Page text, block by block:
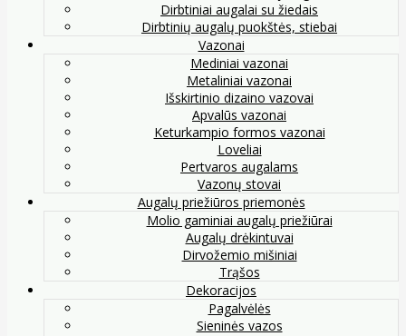
Dirbtiniai augalai su žiedais
Dirbtinių augalų puokštės, stiebai
Vazonai
Mediniai vazonai
Metaliniai vazonai
Išskirtinio dizaino vazovai
Apvalūs vazonai
Keturkampio formos vazonai
Loveliai
Pertvaros augalams
Vazonų stovai
Augalų priežiūros priemonės
Molio gaminiai augalų priežiūrai
Augalų drėkintuvai
Dirvožemio mišiniai
Trąšos
Dekoracijos
Pagalvėlės
Sieninės vazos